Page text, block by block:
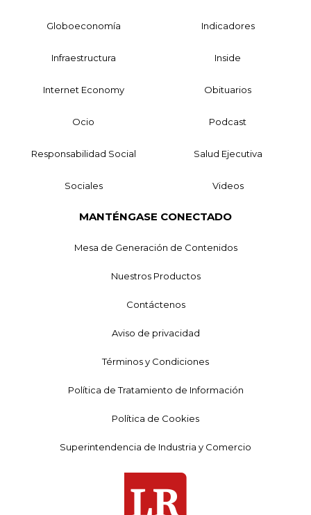
Globoeconomía Indicadores
Infraestructura Inside
Internet Economy Obituarios
Ocio Podcast
Responsabilidad Social Salud Ejecutiva
Sociales Videos
MANTÉNGASE CONECTADO
Mesa de Generación de Contenidos
Nuestros Productos
Contáctenos
Aviso de privacidad
Términos y Condiciones
Política de Tratamiento de Información
Política de Cookies
Superintendencia de Industria y Comercio